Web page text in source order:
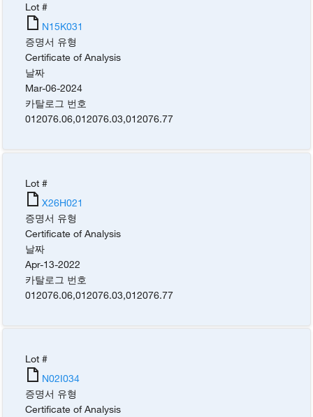
Lot #
N15K031
증명서 유형
Certificate of Analysis
날짜
Mar-06-2024
카탈로그 번호
012076.06,012076.03,012076.77
Lot #
X26H021
증명서 유형
Certificate of Analysis
날짜
Apr-13-2022
카탈로그 번호
012076.06,012076.03,012076.77
Lot #
N02I034
증명서 유형
Certificate of Analysis